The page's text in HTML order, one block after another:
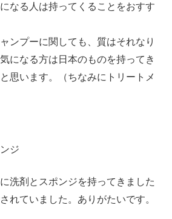
なる人は持ってくることをおすす
ンプーに関しても、質はそれなり
になる方は日本のものを持ってき
思います。（ちなみにトリートメ
ジ
洗剤とスポンジを持ってきました
れていました。ありがたいです。